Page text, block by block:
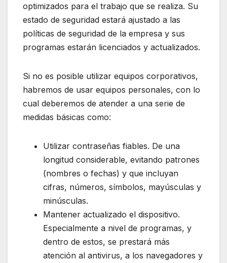
optimizados para el trabajo que se realiza. Su
estado de seguridad estará ajustado a las
políticas de seguridad de la empresa y sus
programas estarán licenciados y actualizados.
Si no es posible utilizar equipos corporativos,
habremos de usar equipos personales, con lo
cual deberemos de atender a una serie de
medidas básicas como:
Utilizar contraseñas fiables. De una
longitud considerable, evitando patrones
(nombres o fechas) y que incluyan
cifras, números, símbolos, mayúsculas y
minúsculas.
Mantener actualizado el dispositivo.
Especialmente a nivel de programas, y
dentro de estos, se prestará más
atención al antivirus, a los navegadores y